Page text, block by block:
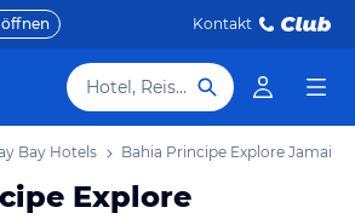
Kontakt
Hotel, Reiseziel
Bay Hotels Bahia Principe Explore Jamaica
Explore